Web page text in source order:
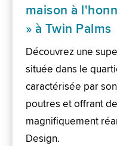
maison à
» à Twin Palms
Découvrez une
située dans le
caractérisée par
poutres et offrant
magnifiquement
Design.